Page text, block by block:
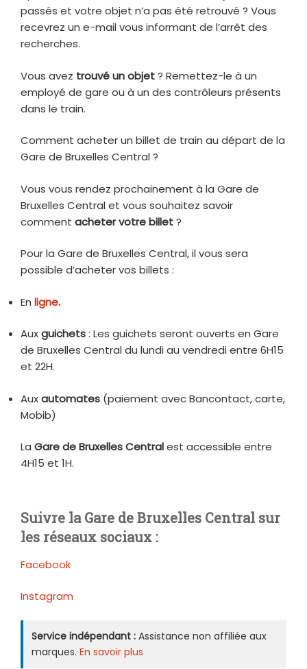
passés et votre objet n’a pas été retrouvé ? Vous
recevrez un e-mail vous informant de l’arrêt des
recherches.
Vous avez trouvé un objet? Remettez-le à un
employé de gare ou à un des contrôleurs présents
dans le train.
Comment acheter un billet de train au départ de la
Gare de Bruxelles Central ?
Vous vous rendez prochainement à la Gare de
Bruxelles Central et vous souhaitez savoir
comment acheter votre billet?
Pour la Gare de Bruxelles Central, il vous sera
possible d’acheter vos billets :
En ligne.
Auxguichets: Les guichets seront ouverts en Gare
de Bruxelles Central du lundi au vendredi entre 6H15
et 22H.
Auxautomates (paiement avec Bancontact, carte,
Mobib)
La Gare de Bruxelles Centralest accessible entre
4H15 et 1H.
Suivre la Gare de Bruxelles Central sur
les réseaux sociaux :
Facebook
Instagram
Service indépendant : Assistance non affiliée aux
marques. En savoir plus